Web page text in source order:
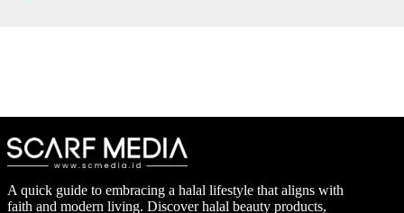
A quick guide to embracing a halal lifestyle that aligns with
faith and modern living. Discover halal beauty products,